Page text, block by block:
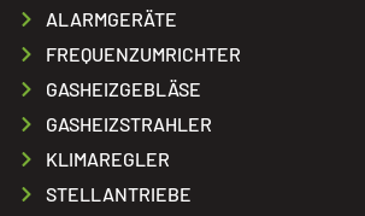
ALARMGERÄTE
FREQUENZUMRICHTER
GASHEIZGEBLÄSE
GASHEIZSTRAHLER
KLIMAREGLER
STELLANTRIEBE